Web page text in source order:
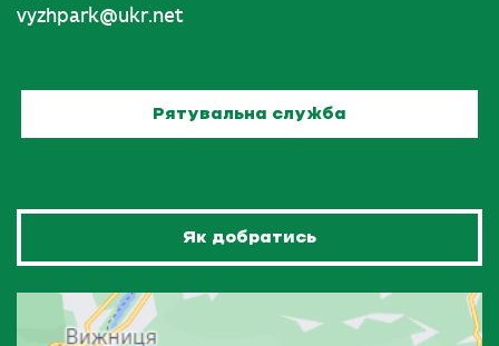
vyzhpark@ukr.net
Рятувальна служба
Як добратись